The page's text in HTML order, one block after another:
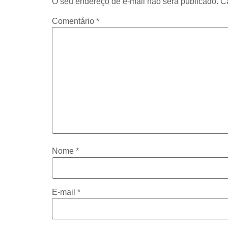
Comentário *
Nome *
E-mail *